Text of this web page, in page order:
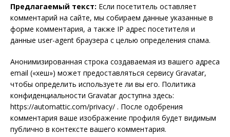
Предлагаемый текст: Если посетитель оставляет
комментарий на сайте, мы собираем данные указанные в
форме комментария, а также IP адрес посетителя и
данные user-agent браузера с целью определения спама.
Анонимизированная строка создаваемая из вашего адреса
email («хеш») может предоставляться сервису Gravatar,
чтобы определить используете ли вы его. Политика
конфиденциальности Gravatar доступна здесь:
https://automattic.com/privacy/ . После одобрения
комментария ваше изображение профиля будет видимым
публично в контексте вашего комментария.